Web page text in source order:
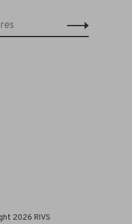
2026 RIVS